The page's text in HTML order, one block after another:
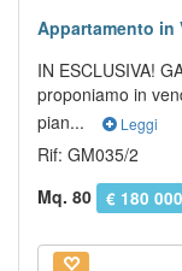
Appartamento in
IN ESCLUSIVA!
proponiamo in
pian...
Leggi
Rif: GM035/2
Mq. 80
€ 180 000